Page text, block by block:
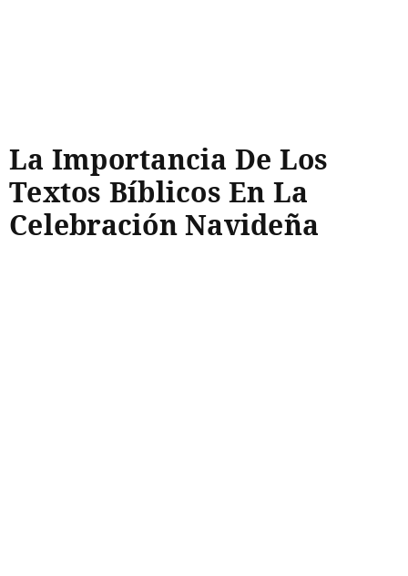
La Importancia De Los
Textos Bíblicos En La
Celebración Navideña